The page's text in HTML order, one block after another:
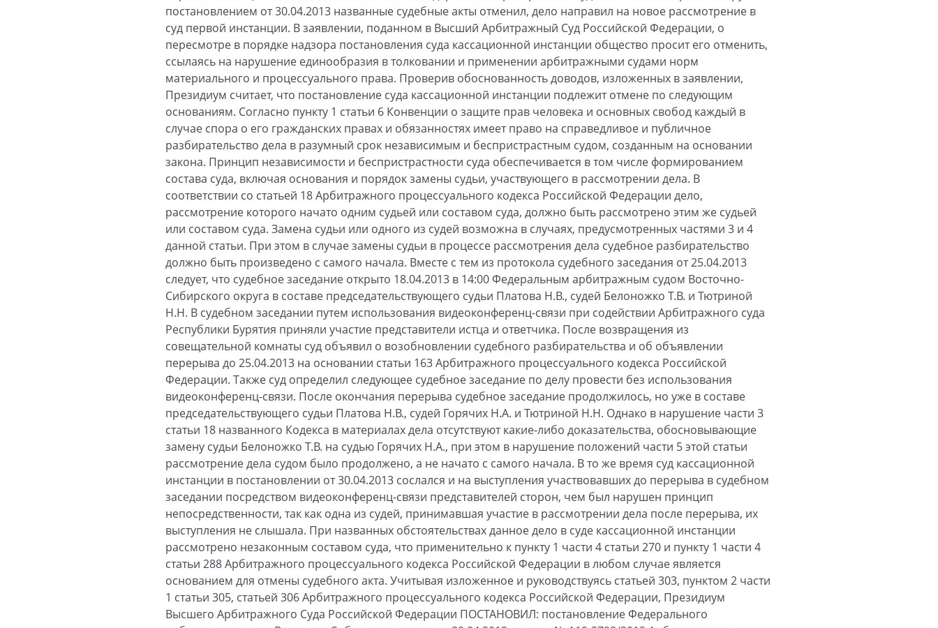
постановлением от 30.04.2013 названные судебные акты отменил, дело направил на новое рассмотрение в
суд первой инстанции. В заявлении, поданном в Высший Арбитражный Суд Российской Федерации, о
пересмотре в порядке надзора постановления суда кассационной инстанции общество просит его отменить,
ссылаясь на нарушение единообразия в толковании и применении арбитражными судами норм
материального и процессуального права. Проверив обоснованность доводов, изложенных в заявлении,
Президиум считает, что постановление суда кассационной инстанции подлежит отмене по следующим
основаниям. Согласно пункту 1 статьи 6 Конвенции о защите прав человека и основных свобод каждый в
случае спора о его гражданских правах и обязанностях имеет право на справедливое и публичное
разбирательство дела в разумный срок независимым и беспристрастным судом, созданным на основании
закона. Принцип независимости и беспристрастности суда обеспечивается в том числе формированием
состава суда, включая основания и порядок замены судьи, участвующего в рассмотрении дела. В
соответствии со статьей 18 Арбитражного процессуального кодекса Российской Федерации дело,
рассмотрение которого начато одним судьей или составом суда, должно быть рассмотрено этим же судьей
или составом суда. Замена судьи или одного из судей возможна в случаях, предусмотренных частями 3 и 4
данной статьи. При этом в случае замены судьи в процессе рассмотрения дела судебное разбирательство
должно быть произведено с самого начала. Вместе с тем из протокола судебного заседания от 25.04.2013
следует, что судебное заседание открыто 18.04.2013 в 14:00 Федеральным арбитражным судом Восточно-
Сибирского округа в составе председательствующего судьи Платова Н.В., судей Белоножко Т.В. и Тютриной
Н.Н. В судебном заседании путем использования видеоконференц-связи при содействии Арбитражного суда
Республики Бурятия приняли участие представители истца и ответчика. После возвращения из
совещательной комнаты суд объявил о возобновлении судебного разбирательства и об объявлении
перерыва до 25.04.2013 на основании статьи 163 Арбитражного процессуального кодекса Российской
Федерации. Также суд определил следующее судебное заседание по делу провести без использования
видеоконференц-связи. После окончания перерыва судебное заседание продолжилось, но уже в составе
председательствующего судьи Платова Н.В., судей Горячих Н.А. и Тютриной Н.Н. Однако в нарушение части 3
статьи 18 названного Кодекса в материалах дела отсутствуют какие-либо доказательства, обосновывающие
замену судьи Белоножко Т.В. на судью Горячих Н.А., при этом в нарушение положений части 5 этой статьи
рассмотрение дела судом было продолжено, а не начато с самого начала. В то же время суд кассационной
инстанции в постановлении от 30.04.2013 сослался и на выступления участвовавших до перерыва в судебном
заседании посредством видеоконференц-связи представителей сторон, чем был нарушен принцип
непосредственности, так как одна из судей, принимавшая участие в рассмотрении дела после перерыва, их
выступления не слышала. При названных обстоятельствах данное дело в суде кассационной инстанции
рассмотрено незаконным составом суда, что применительно к пункту 1 части 4 статьи 270 и пункту 1 части 4
статьи 288 Арбитражного процессуального кодекса Российской Федерации в любом случае является
основанием для отмены судебного акта. Учитывая изложенное и руководствуясь статьей 303, пунктом 2 части
1 статьи 305, статьей 306 Арбитражного процессуального кодекса Российской Федерации, Президиум
Высшего Арбитражного Суда Российской Федерации ПОСТАНОВИЛ: постановление Федерального